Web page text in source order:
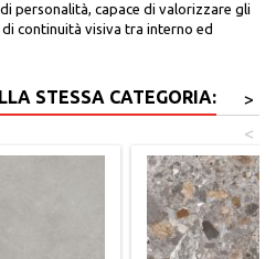
personalità, capace di valorizzare gli
continuità visiva tra interno ed
STESSA CATEGORIA:
>
<